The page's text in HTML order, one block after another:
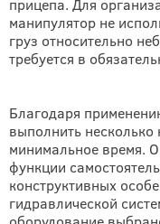
прицепа. Для
манипулятор не
груз относительно
требуется в
Благодаря
выполнить
минимальное время.
функции
конструктивных
гидравлической